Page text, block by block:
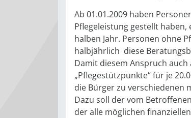
Ab 01.01.2009 haben
Pflegeleistung gestellt
halben Jahr. Personen ohne
halbjährlich diese
Damit diesem Anspruch
„Pflegestützpunkte“ für je
die Bürger zu verschiedenen
Dazu soll der vom
der alle möglichen